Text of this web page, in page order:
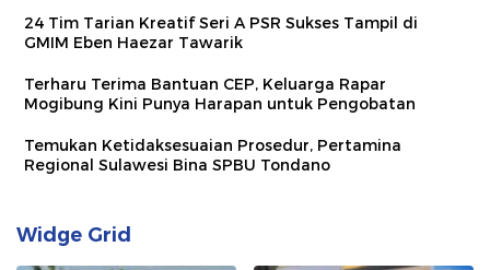
24 Tim Tarian Kreatif Seri A PSR Sukses Tampil di
GMIM Eben Haezar Tawarik
Terharu Terima Bantuan CEP, Keluarga Rapar
Mogibung Kini Punya Harapan untuk Pengobatan
Temukan Ketidaksesuaian Prosedur, Pertamina
Regional Sulawesi Bina SPBU Tondano
Widge Grid